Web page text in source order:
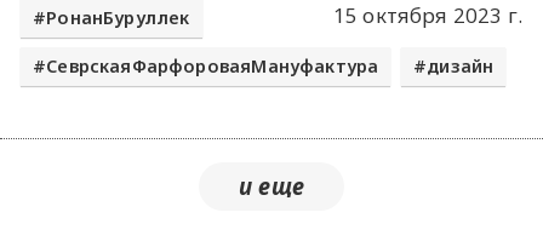
15 октября 2023 г.
РонанБуруллек
СеврскаяФарфороваяМануфактура дизайн